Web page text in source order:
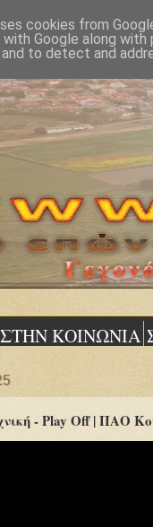
ΣΤΗΝ ΚΟΙΝΩΝΙΑ
- Play Off | ΠΑΟ
cookies from
with Google along
to detect and